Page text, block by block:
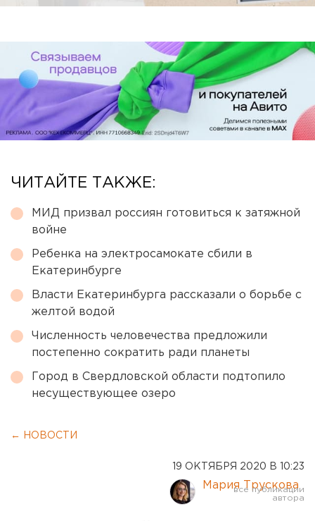
ЧИТАЙТЕ ТАКЖЕ:
МИД призвал россиян готовиться к затяжной
войне
Ребенка на электросамокате сбили в
Екатеринбурге
Власти Екатеринбурга рассказали о борьбе с
желтой водой
Численность человечества предложили
постепенно сократить ради планеты
Город в Свердловской области подтопило
несуществующее озеро
← НОВОСТИ
19 ОКТЯБРЯ 2020 В 10:23
Мария Трускова